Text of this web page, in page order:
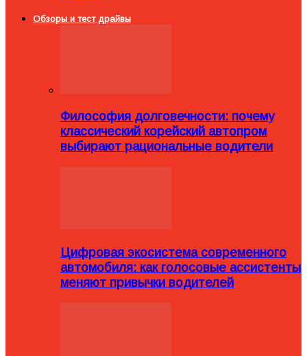
Обзоры и тест драйвы
Философия долговечности: почему
классический корейский автопром
выбирают рациональные водители
Цифровая экосистема современного
автомобиля: как голосовые ассистенты
меняют привычки водителей